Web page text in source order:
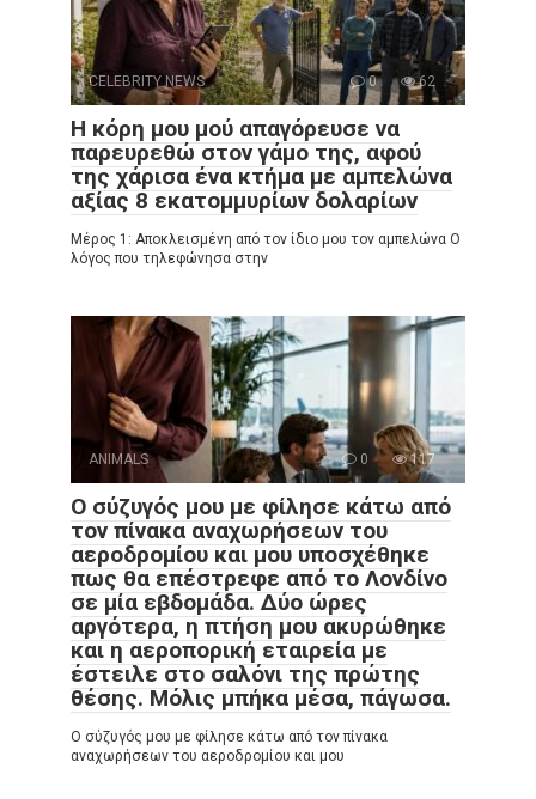
CELEBRITY NEWS 0 62
Η κόρη μου μού απαγόρευσε να
παρευρεθώ στον γάμο της, αφού
της χάρισα ένα κτήμα με αμπελώνα
αξίας 8 εκατομμυρίων δολαρίων
Μέρος 1: Αποκλεισμένη από τον ίδιο μου τον αμπελώνα Ο
λόγος που τηλεφώνησα στην
ANIMALS 0 117
Ο σύζυγός μου με φίλησε κάτω από
τον πίνακα αναχωρήσεων του
αεροδρομίου και μου υποσχέθηκε
πως θα επέστρεφε από το Λονδίνο
σε μία εβδομάδα. Δύο ώρες
αργότερα, η πτήση μου ακυρώθηκε
και η αεροπορική εταιρεία με
έστειλε στο σαλόνι της πρώτης
θέσης. Μόλις μπήκα μέσα, πάγωσα.
Ο σύζυγός μου με φίλησε κάτω από τον πίνακα
αναχωρήσεων του αεροδρομίου και μου